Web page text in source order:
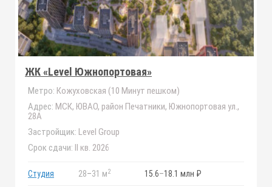
ЖК «Level Южнопортовая»
Метро: Кожуховская (10 Минут пешком)
Адрес: МСК, ЮВАО, район Печатники, Южнопортовая ул.,
28А
Застройщик: Level Group
Срок сдачи: II кв. 2026
Студия 28–31 м2 15.6–18.1 млн ₽